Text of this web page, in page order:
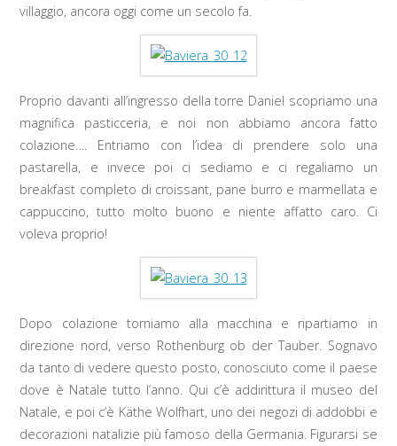
villaggio, ancora oggi come un secolo fa.
Proprio davanti all’ingresso della torre Daniel scopriamo una
magnifica pasticceria, e noi non abbiamo ancora fatto
colazione…. Entriamo con l’idea di prendere solo una
pastarella, e invece poi ci sediamo e ci regaliamo un
breakfast completo di croissant, pane burro e marmellata e
cappuccino, tutto molto buono e niente affatto caro. Ci
voleva proprio!
Dopo colazione torniamo alla macchina e ripartiamo in
direzione nord, verso Rothenburg ob der Tauber. Sognavo
da tanto di vedere questo posto, conosciuto come il paese
dove è Natale tutto l’anno. Qui c’è addirittura il museo del
Natale, e poi c’è Käthe Wolfhart, uno dei negozi di addobbi e
decorazioni natalizie più famoso della Germania. Figurarsi se